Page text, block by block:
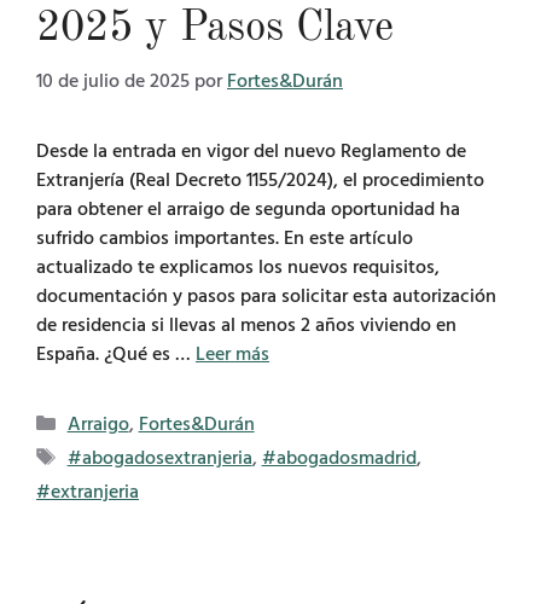
2025 y Pasos Clave
10 de julio de 2025 porFortes&Durán
Desde la entrada en vigor del nuevo Reglamento de
Extranjería (Real Decreto 1155/2024), el procedimiento
para obtener el arraigo de segunda oportunidad ha
sufrido cambios importantes. En este artículo
actualizado te explicamos los nuevos requisitos,
documentación y pasos para solicitar esta autorización
de residencia si llevas al menos 2 años viviendo en
España. ¿Qué es … Leer más
Categorías
Arraigo, Fortes&Durán
Etiquetas
#abogadosextranjeria, #abogadosmadrid,
#extranjeria